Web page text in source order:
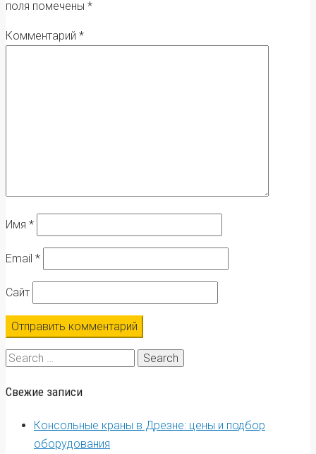
поля помечены *
Комментарий *
Имя *
Email *
Сайт
Search
Свежие записи
Консольные краны в Дрезне: цены и подбор
оборудования